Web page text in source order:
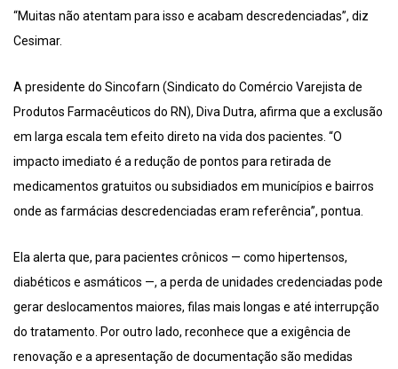
“Muitas não atentam para isso e acabam descredenciadas”, diz
Cesimar.
A presidente do Sincofarn (Sindicato do Comércio Varejista de
Produtos Farmacêuticos do RN), Diva Dutra, afirma que a exclusão
em larga escala tem efeito direto na vida dos pacientes. “O
impacto imediato é a redução de pontos para retirada de
medicamentos gratuitos ou subsidiados em municípios e bairros
onde as farmácias descredenciadas eram referência”, pontua.
Ela alerta que, para pacientes crônicos — como hipertensos,
diabéticos e asmáticos —, a perda de unidades credenciadas pode
gerar deslocamentos maiores, filas mais longas e até interrupção
do tratamento. Por outro lado, reconhece que a exigência de
renovação e a apresentação de documentação são medidas